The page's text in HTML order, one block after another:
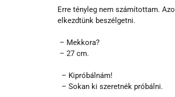
Erre tényleg nem számítottam.
elkezdtünk beszélgetni.
– Mekkora?
– 27 cm.
  – Kipróbálnám!
  – Sokan ki szeretnék próbálni.